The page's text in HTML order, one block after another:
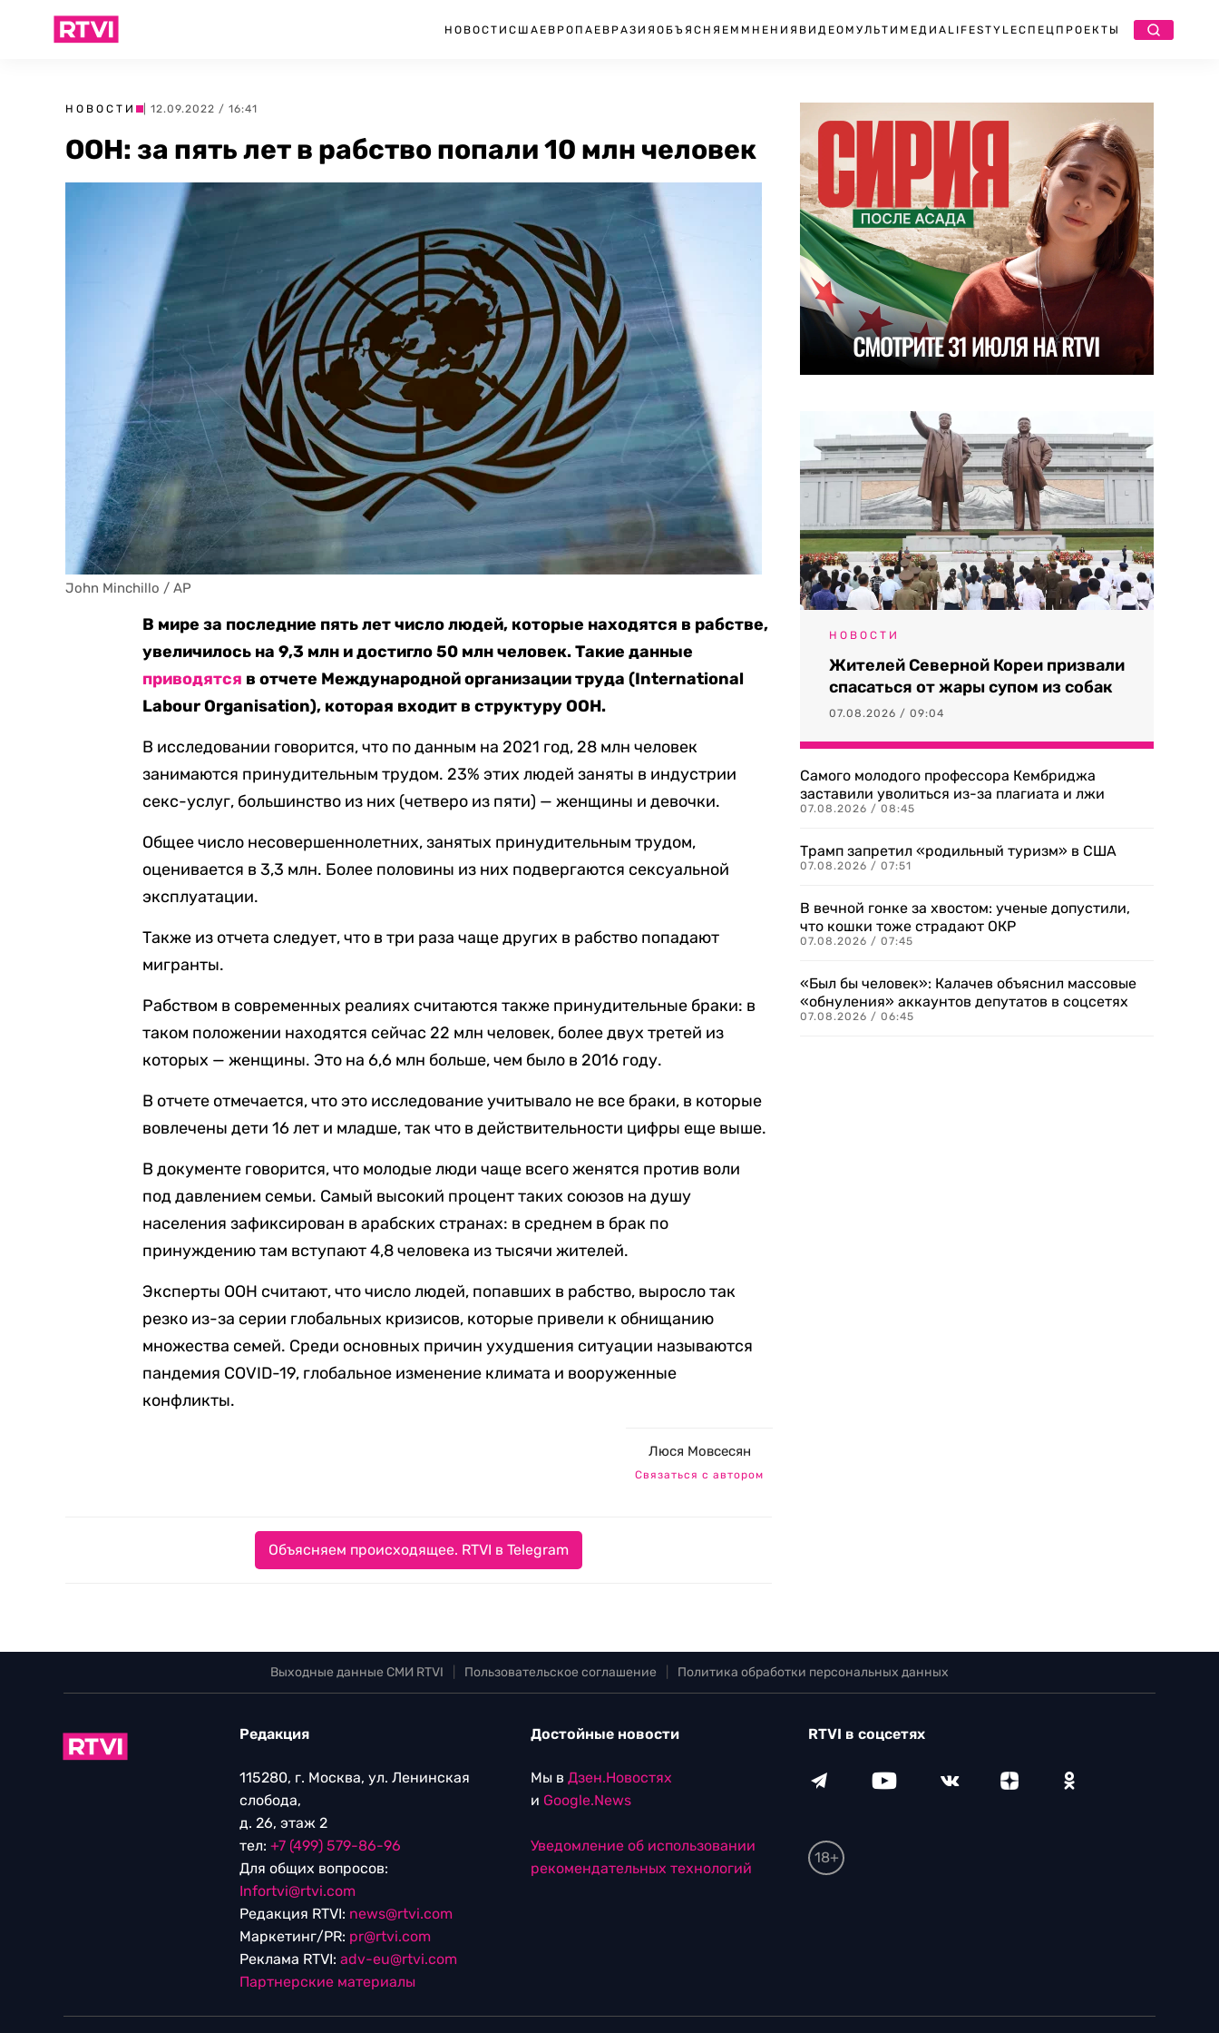
НОВОСТИ США ЕВРОПА ЕВРАЗИЯ ОБЪЯСНЯЕМ МНЕНИЯ ВИДЕО МУЛЬТИМЕДИА LIFESTYLEСПЕЦПРОЕКТЫ
НОВОСТИ | 12.09.2022 / 16:41
ООН: за пять лет в рабство попали 10 млн человек
John Minchillo / AP
В мире за последние пять лет число людей, которые находятся в рабстве,
увеличилось на 9,3 млн и достигло 50 млн человек. Такие данные
приводятся в отчете Международной организации труда (International
Labour Organisation), которая входит в структуру ООН.
В исследовании говорится, что по данным на 2021 год, 28 млн человек
занимаются принудительным трудом. 23% этих людей заняты в индустрии
секс-услуг, большинство из них (четверо из пяти) — женщины и девочки.
Общее число несовершеннолетних, занятых принудительным трудом,
оценивается в 3,3 млн. Более половины из них подвергаются сексуальной
эксплуатации.
Также из отчета следует, что в три раза чаще других в рабство попадают
мигранты.
Рабством в современных реалиях считаются также принудительные браки: в
таком положении находятся сейчас 22 млн человек, более двух третей из
которых — женщины. Это на 6,6 млн больше, чем было в 2016 году.
В отчете отмечается, что это исследование учитывало не все браки, в которые
вовлечены дети 16 лет и младше, так что в действительности цифры еще выше.
В документе говорится, что молодые люди чаще всего женятся против воли
под давлением семьи. Самый высокий процент таких союзов на душу
населения зафиксирован в арабских странах: в среднем в брак по
принуждению там вступают 4,8 человека из тысячи жителей.
Эксперты ООН считают, что число людей, попавших в рабство, выросло так
резко из-за серии глобальных кризисов, которые привели к обнищанию
множества семей. Среди основных причин ухудшения ситуации называются
пандемия COVID-19, глобальное изменение климата и вооруженные
конфликты.
Люся Мовсесян
Связаться с автором
Объясняем происходящее. RTVI в Telegram
НОВОСТИ
Жителей Северной Кореи призвали
спасаться от жары супом из собак
07.08.2026 / 09:04
Самого молодого профессора Кембриджа
заставили уволиться из-за плагиата и лжи
07.08.2026 / 08:45
Трамп запретил «родильный туризм» в США
07.08.2026 / 07:51
В вечной гонке за хвостом: ученые допустили,
что кошки тоже страдают ОКР
07.08.2026 / 07:45
«Был бы человек»: Калачев объяснил массовые
«обнуления» аккаунтов депутатов в соцсетях
07.08.2026 / 06:45
Выходные данные СМИ RTVI Пользовательское соглашение Политика обработки персональных данных
Редакция
115280, г. Москва, ул. Ленинская
слобода,
д. 26, этаж 2
тел: +7 (499) 579-86-96
Для общих вопросов:
Infortvi@rtvi.com
Редакция RTVI: news@rtvi.com
Маркетинг/PR: pr@rtvi.com
Реклама RTVI: adv-eu@rtvi.com
Партнерские материалы
Достойные новости
Мы в Дзен.Новостях
и Google.News
Уведомление об использовании
рекомендательных технологий
RTVI в соцсетях
18+